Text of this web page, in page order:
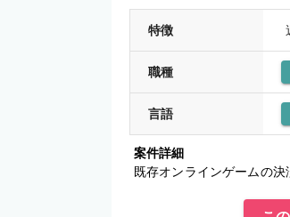
特徴
職種
言語
案件詳細
既存オンラインゲームの